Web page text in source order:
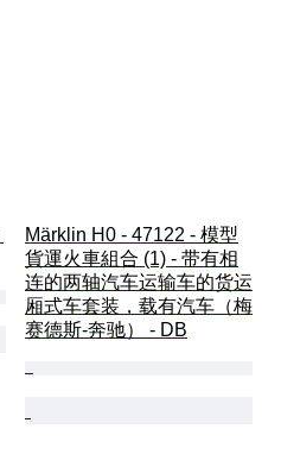
Märklin H0 - 47122 - 模型
貨運火車組合 (1) - 带有相
连的两轴汽车运输车的货运
厢式车套装，载有汽车（梅
赛德斯-奔驰） - DB